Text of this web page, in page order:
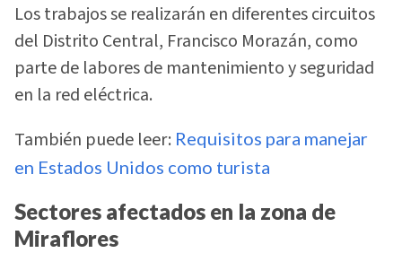
Los trabajos se realizarán en diferentes circuitos
del Distrito Central, Francisco Morazán, como
parte de labores de mantenimiento y seguridad
en la red eléctrica.
También puede leer: Requisitos para manejar
en Estados Unidos como turista
Sectores afectados en la zona de
Miraflores